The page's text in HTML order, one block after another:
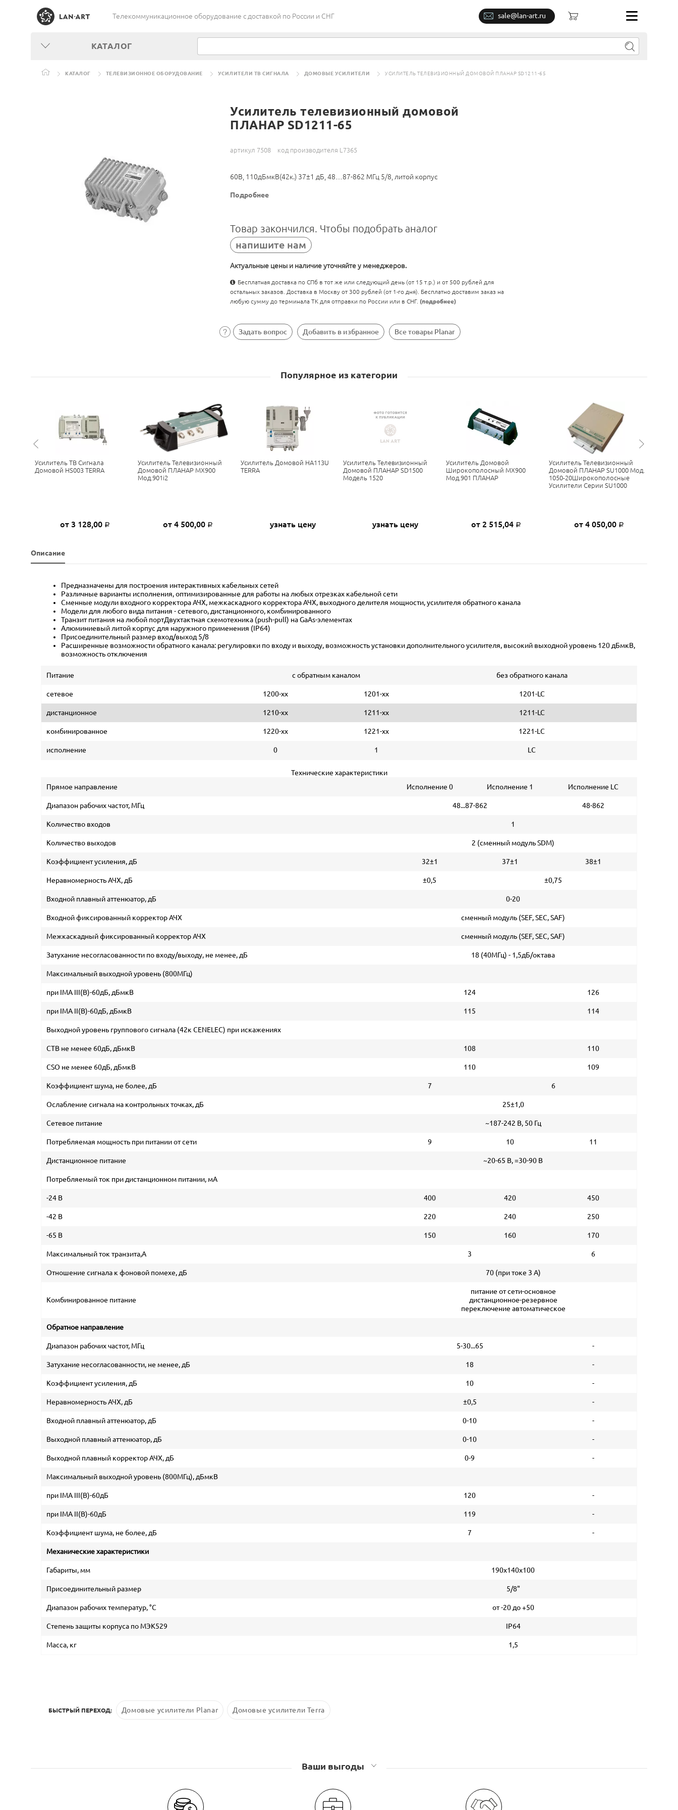
Телекоммуникационное оборудование c доставкой по России и СНГ sale@lan-art.ru
КАТАЛОГ
КАТАЛОГ ТЕЛЕВИЗИОННОЕ ОБОРУДОВАНИЕ УСИЛИТЕЛИ ТВ СИГНАЛА ДОМОВЫЕ УСИЛИТЕЛИ УСИЛИТЕЛЬ ТЕЛЕВИЗИОННЫЙ ДОМОВОЙ ПЛАНАР SD1211-65
Усилитель телевизионный домовой
ПЛАНАР SD1211-65
артикул 7508 код производителя L7365
60В, 110дБмкВ(42к.) 37±1 дБ, 48…87-862 МГц 5/8, литой корпус
Подробнее
Товар закончился. Чтобы подобрать аналог
напишите нам
Актуальные цены и наличие уточняйте у менеджеров.
Бесплатная доставка по СПб в тот же или следующий день (от 15 т.р.) и от 500 рублей для
остальных заказов. Доставка в Москву от 300 рублей (от 1-го дня). Бесплатно доставим заказ на
любую сумму до терминала ТК для отправки по России или в СНГ. (подробнее)
Задать вопрос Добавить в избранное Все товары Planar
Популярное из категории
Усилитель ТВ Сигнала
Домовой HS003 TERRA
от 3 128,00 Р
Усилитель Телевизионный
Домовой ПЛАНАР МХ900
Мод.901i2
от 4 500,00 Р
Усилитель Домовой HA113U
TERRA
узнать цену
Усилитель Телевизионный
Домовой ПЛАНАР SD1500
Модель 1520
узнать цену
Усилитель Домовой
Широкополосный МХ900
Мод.901 ПЛАНАР
от 2 515,04 Р
Усилитель Телевизионный
Домовой ПЛАНАР SU1000 Мод.
1050-20Широкополосные
Усилители Серии SU1000
от 4 050,00 Р
Описание
Предназначены для построения интерактивных кабельных сетей
Различные варианты исполнения, оптимизированные для работы на любых отрезках кабельной сети
Сменные модули входного корректора АЧХ, межкаскадного корректора АЧХ, выходного делителя мощности, усилителя обратного канала
Модели для любого вида питания - сетевого, дистанционного, комбинированного
Транзит питания на любой портДвухтактная схемотехника (push-pull) на GaAs-элементах
Алюминиевый литой корпус для наружного применения (IP64)
Присоединительный размер вход/выход 5/8
Расширенные возможности обратного канала: регулировки по входу и выходу, возможность установки дополнительного усилителя, высокий выходной уровень 120 дБмкВ,
возможность отключения
Питание с обратным каналом без обратного канала
сетевое 1200-хх 1201-хх 1201-LC
дистанционное 1210-хх 1211-хх 1211-LC
комбинированное 1220-хх 1221-хх 1221-LС
исполнение 0 1 LС
Технические характеристики
Прямое направление
Исполнение 0 Исполнение 1 Исполнение LС
Диапазон рабочих частот, МГц 48...87-862 48-862
Количество входов 1
Количество выходов 2 (сменный модуль SDM)
Коэффициент усиления, дБ 32±1 37±1 38±1
Неравномерность АЧХ, дБ ±0,5 ±0,75
Входной плавный аттенюатор, дБ 0-20
Входной фиксированный корректор АЧХ сменный модуль (SEF, SEC, SAF)
Межкаскадный фиксированный корректор АЧХ сменный модуль (SEF, SEC, SAF)
Затухание несогласованности по входу/выходу, не менее, дБ 18 (40МГц) - 1,5дБ/октава
Максимальный выходной уровень (800МГц)
при IMA III(B)-60дБ, дБмкВ 124 126
при IMA II(B)-60дБ, дБмкВ 115 114
Выходной уровень группового сигнала (42к CENELEC) при искажениях
CTB не менее 60дБ, дБмкВ 108 110
CSO не менее 60дБ, дБмкВ 110 109
Коэффициент шума, не более, дБ 7 6
Ослабление сигнала на контрольных точках, дБ 25±1,0
Сетевое питание ~187-242 В, 50 Гц
Потребляемая мощность при питании от сети 9 10 11
Дистанционное питание ~20-65 В, =30-90 В
Потребляемый ток при дистанционном питании, мА
-24 В 400 420 450
-42 В 220 240 250
-65 В 150 160 170
Максимальный ток транзита,А 3 6
Отношение сигнала к фоновой помехе, дБ 70 (при токе 3 А)
Комбинированное питание
питание от сети-основное
дистанционное-резервное
переключение автоматическое
Обратное направление
Диапазон рабочих частот, МГц 5-30...65 -
Затухание несогласованности, не менее, дБ 18 -
Коэффициент усиления, дБ 10 -
Неравномерность АЧХ, дБ ±0,5 -
Входной плавный аттенюатор, дБ 0-10 -
Выходной плавный аттенюатор, дБ 0-10 -
Выходной плавный корректор АЧХ, дБ 0-9 -
Максимальный выходной уровень (800МГц), дБмкВ
при IMA III(B)-60дБ 120 -
при IMA II(B)-60дБ 119 -
Коэффициент шума, не более, дБ 7 -
Механические характеристики
Габариты, мм 190х140х100
Присоединительный размер 5/8"
Диапазон рабочих температур, °С от -20 до +50
Степень защиты корпуса по МЭК529 IP64
Масса, кг 1,5
БЫСТРЫЙ ПЕРЕХОД: Домовые усилители Planar Домовые усилители Terra
Ваши выгоды